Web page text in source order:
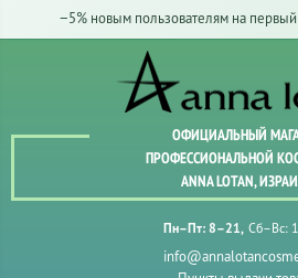
−5% новым пользователям на первый
ОФИЦИАЛЬНЫЙ
ПРОФЕССИОНАЛЬНОЙ
ANNA LOTAN,
Пн–Пт: 8–21 Сб–Вс: